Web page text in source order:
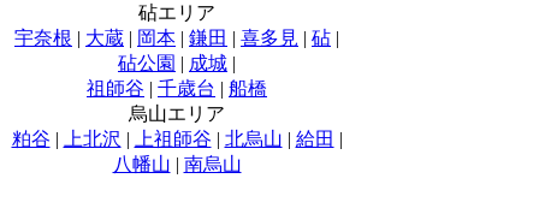
砧エリア
宇奈根 | 大蔵 | 岡本 | 鎌田 | 喜多見 | 砧 |
砧公園 | 成城 |
祖師谷 | 千歳台 | 船橋
烏山エリア
粕谷 | 上北沢 | 上祖師谷 | 北烏山 | 給田 |
八幡山 | 南烏山